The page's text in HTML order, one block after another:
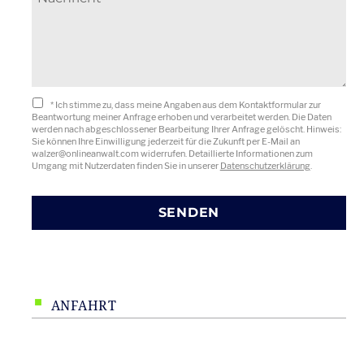
*Ich stimme zu, dass meine Angaben aus dem Kontaktformular zur
Beantwortung meiner Anfrage erhoben und verarbeitet werden. Die Daten
werden nach abgeschlossener Bearbeitung Ihrer Anfrage gelöscht. Hinweis:
Sie können Ihre Einwilligung jederzeit für die Zukunft per E-Mail an
walzer@onlineanwalt.com widerrufen. Detaillierte Informationen zum
Umgang mit Nutzerdaten finden Sie in unserer Datenschutzerklärung.
ANFAHRT